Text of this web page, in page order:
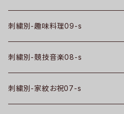
刺繍別-趣味料理09-s
刺繍別-競技音楽08-s
刺繍別-家紋お祝07-s